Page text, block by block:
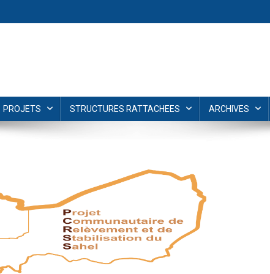
PROJETS STRUCTURES RATTACHEES ARCHIVES